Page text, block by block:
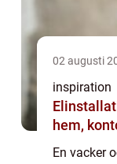
02 augusti
inspiration
Elinstallation
hem,
En vacker